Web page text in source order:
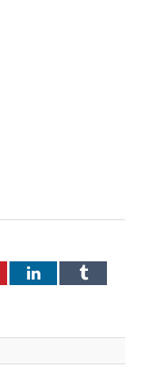
LinkedInTumblr